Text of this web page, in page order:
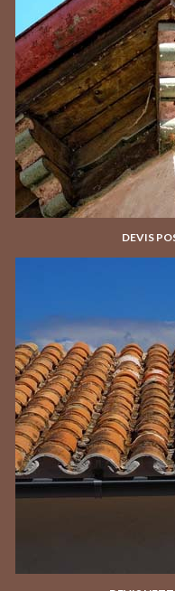
DEVIS